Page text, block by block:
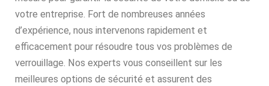
votre entreprise. Fort de nombreuses années
d’expérience, nous intervenons rapidement et
efficacement pour résoudre tous vos problèmes de
verrouillage. Nos experts vous conseillent sur les
meilleures options de sécurité et assurent des